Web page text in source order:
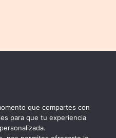
que compartes con
para que tu experiencia